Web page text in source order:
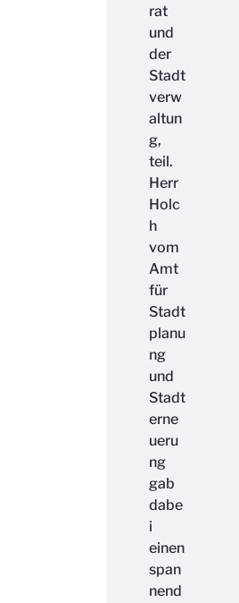
rat
und
der
Stadt
verw
altun
g,
teil.
Herr
Holc
h
vom
Amt
für
Stadt
planu
ng
und
Stadt
erne
ueru
ng
gab
dabe
i
einen
span
nend